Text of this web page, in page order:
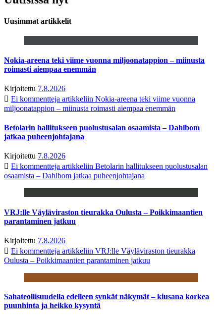
Uusimmat artikkelit
Nokia-areena teki viime vuonna miljoonatappion – miinusta
roimasti aiempaa enemmän
Kirjoitettu 7.8.2026
Ei kommentteja artikkeliin Nokia-areena teki viime vuonna
miljoonatappion – miinusta roimasti aiempaa enemmän
Betolarin hallitukseen puolustusalan osaamista – Dahlbom
jatkaa puheenjohtajana
Kirjoitettu 7.8.2026
Ei kommentteja artikkeliin Betolarin hallitukseen puolustusalan
osaamista – Dahlbom jatkaa puheenjohtajana
VRJ:lle Väyläviraston tieurakka Oulusta – Poikkimaantien
parantaminen jatkuu
Kirjoitettu 7.8.2026
Ei kommentteja artikkeliin VRJ:lle Väyläviraston tieurakka
Oulusta – Poikkimaantien parantaminen jatkuu
Sahateollisuudella edelleen synkät näkymät – kiusana korkea
puunhinta ja heikko kysyntä